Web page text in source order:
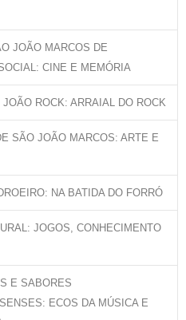
JOÃO MARCOS DE
CINE E MEMÓRIA
ROCK: ARRAIAL DO ROCK
SÃO JOÃO MARCOS: ARTE E
NA BATIDA DO FORRÓ
JOGOS, CONHECIMENTO
E SABORES
ECOS DA MÚSICA E